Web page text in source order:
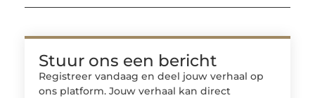
Stuur ons een bericht
Registreer vandaag en deel jouw verhaal op
ons platform. Jouw verhaal kan direct